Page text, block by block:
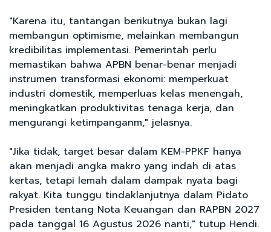
"Karena itu, tantangan berikutnya bukan lagi
membangun optimisme, melainkan membangun
kredibilitas implementasi. Pemerintah perlu
memastikan bahwa APBN benar-benar menjadi
instrumen transformasi ekonomi: memperkuat
industri domestik, memperluas kelas menengah,
meningkatkan produktivitas tenaga kerja, dan
mengurangi ketimpanganm," jelasnya.
"Jika tidak, target besar dalam KEM-PPKF hanya
akan menjadi angka makro yang indah di atas
kertas, tetapi lemah dalam dampak nyata bagi
rakyat. Kita tunggu tindaklanjutnya dalam Pidato
Presiden tentang Nota Keuangan dan RAPBN 2027
pada tanggal 16 Agustus 2026 nanti," tutup Hendi.